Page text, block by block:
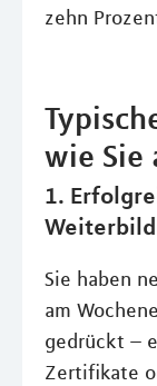
zehn
wie Sie
1.
Sie haben
am
gedrückt –
Zertifikate